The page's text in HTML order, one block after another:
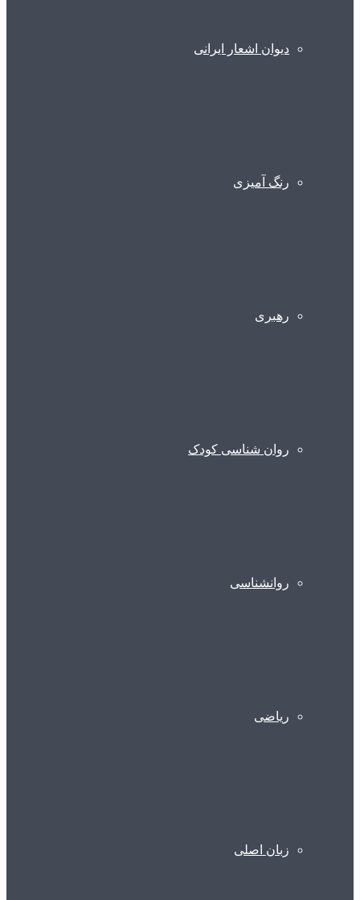
دیوان اشعار ایرانی
رنگ آمیزی
رهبری
روان شناسی کودک
روانشناسی
ریاضی
زبان اصلی